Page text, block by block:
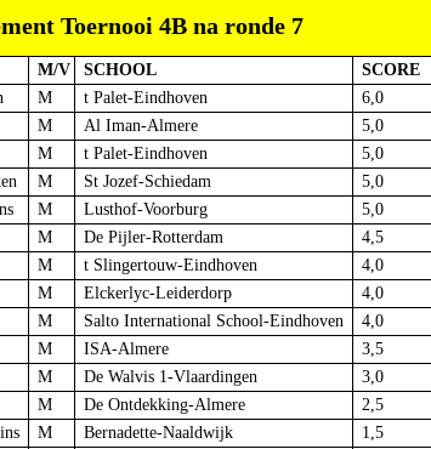
Toernooi 4B na ronde 7
M/V SCHOOL SCORE
M t Palet-Eindhoven 6,0
M Al Iman-Almere 5,0
M t Palet-Eindhoven 5,0
M St Jozef-Schiedam 5,0
M Lusthof-Voorburg 5,0
M De Pijler-Rotterdam 4,5
M t Slingertouw-Eindhoven 4,0
M Elckerlyc-Leiderdorp 4,0
M Salto International School-Eindhoven 4,0
M ISA-Almere 3,5
M De Walvis 1-Vlaardingen 3,0
M De Ontdekking-Almere 2,5
M Bernadette-Naaldwijk 1,5